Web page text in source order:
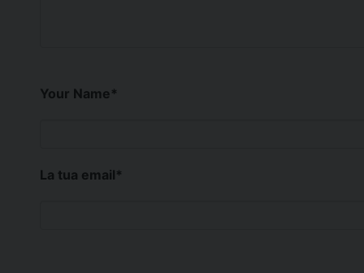
Your Name*
La tua email*